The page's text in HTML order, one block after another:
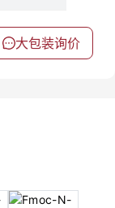
大包装询价